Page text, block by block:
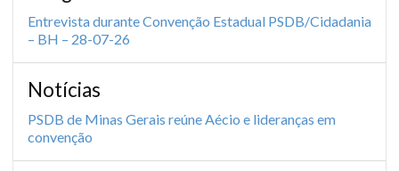
Entrevista durante Convenção Estadual PSDB/Cidadania
– BH – 28-07-26
Notícias
PSDB de Minas Gerais reúne Aécio e lideranças em
convenção